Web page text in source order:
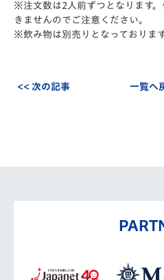
※注文数は2人前ずつとなります
きませんのでご注意ください。
※飲み物は別売りとなっております
<< 次の記事 一覧へ